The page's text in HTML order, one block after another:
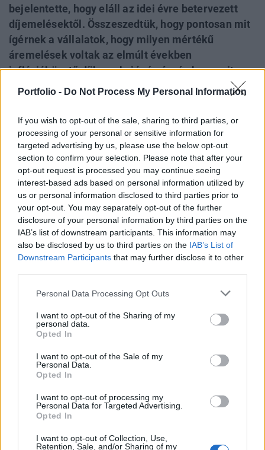
Portfolio - Do Not Process My Personal Information
If you wish to opt-out of the sale, sharing to third parties, or
processing of your personal or sensitive information for
targeted advertising by us, please use the below opt-out
section to confirm your selection. Please note that after your
opt-out request is processed you may continue seeing
interest-based ads based on personal information utilized by
us or personal information disclosed to third parties prior to
your opt-out. You may separately opt-out of the further
disclosure of your personal information by third parties on the
IAB’s list of downstream participants. This information may
also be disclosed by us to third parties on the IAB’s List of
Downstream Participants that may further disclose it to other
Personal Data Processing Opt Outs
I want to opt-out of the Sharing of my
personal data.
Opted In
I want to opt-out of the Sale of my
Personal Data.
Opted In
I want to opt-out of processing my
Personal Data for Targeted Advertising.
Opted In
I want to opt-out of Collection, Use,
Retention, Sale, and/or Sharing of my
bejelentette, hogy eláll az idei évre betervezett
díjemelésektől. Összeszedtük, hogy pontosan mit
ígérnek a vállalatok, hogy milyen mértékű
áremelések voltak az elmúlt években
inflációkövető díjkorrekció címén, és hogy mit
jelent az a lépés a cégeknek.
PORTFOLIO INVESTMENT DAY 2025
Május 8-án lesz a Portfolio Investment Day 2025
befektetési konferenciánk, ahol profi szakemberek
osztják meg befektetési ötleteiket, legyen szó a
részvény-, állampapír-, nyersanyag-, kripto-, ingatlan-
vagy műtárgypiacról. Most érdemes jelentkezni!
Információ és jelentkezés
Az elmúlt egy hétben Nagy Márton
kétszer is
önkéntes díjkorlátozást vár el
szolgáltatóktól az infláció megfékezése érdekében,
különben a szabályozás eszközéhez fordul. Volt szó
arról, hogy a kormány legalább 10 százalékos
díjcsökkentést vár el, de legutóbb már arról szóltak a
vonatnák vissza a távközlési szolgáltatókkal, akik
egy hetet kapnak rá, hogy előálljanak ajánlataikkal.